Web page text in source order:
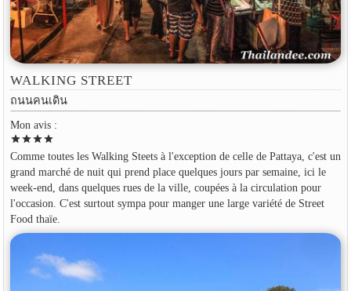
WALKING STREET
ถนนคนเดิน
Mon avis :
starstarstarstar
Comme toutes les Walking Steets à l'exception de celle de Pattaya, c'est un
grand marché de nuit qui prend place quelques jours par semaine, ici le
week-end, dans quelques rues de la ville, coupées à la circulation pour
l'occasion. C'est surtout sympa pour manger une large variété de Street
Food thaïe.